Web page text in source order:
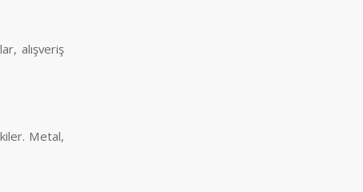
alışveriş
Metal,